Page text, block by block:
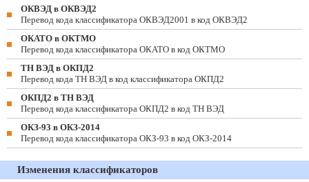
ОКВЭД в ОКВЭД2
Перевод кода классификатора ОКВЭД2001 в код ОКВЭД2
ОКАТО в ОКТМО
Перевод кода классификатора ОКАТО в код ОКТМО
ТН ВЭД в ОКПД2
Перевод кода ТН ВЭД в код классификатора ОКПД2
ОКПД2 в ТН ВЭД
Перевод кода классификатора ОКПД2 в код ТН ВЭД
ОКЗ-93 в ОКЗ-2014
Перевод кода классификатора ОКЗ-93 в код ОКЗ-2014
Изменения классификаторов